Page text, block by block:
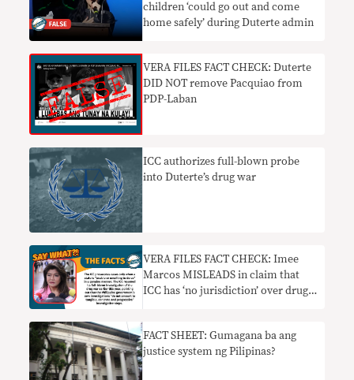
children ‘could go out and come
home safely’ during Duterte admin
VERA FILES FACT CHECK: Duterte
DID NOT remove Pacquiao from
PDP-Laban
ICC authorizes full-blown probe
into Duterte’s drug war
VERA FILES FACT CHECK: Imee
Marcos MISLEADS in claim that
ICC has ‘no jurisdiction’ over drug
FACT SHEET: Gumagana ba ang
justice system ng Pilipinas?